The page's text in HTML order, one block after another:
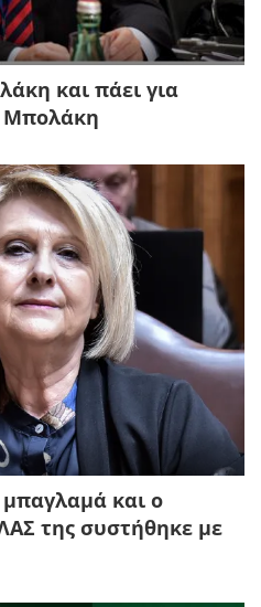
και πάει για
Μπολάκη
και ο
της συστήθηκε με